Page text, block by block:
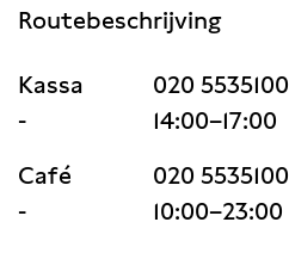
Routebeschrijving
Kassa
020 5535100
-
14:00–17:00
Café
020 5535100
-
10:00–23:00